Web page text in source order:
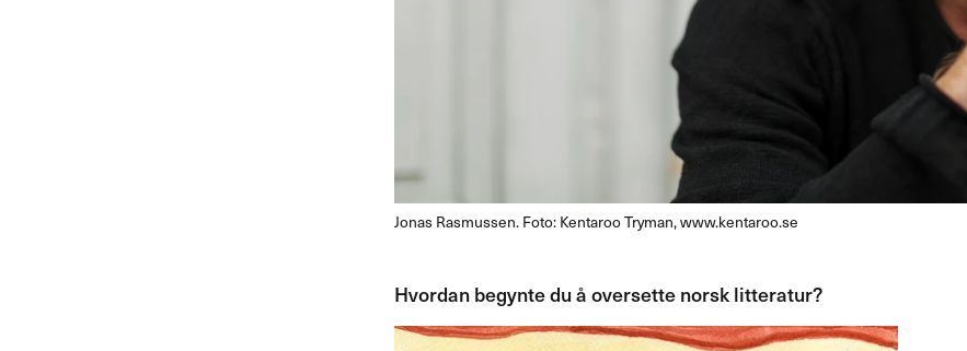
Jonas Rasmussen. Foto: Kentaroo Tryman, www.kentaroo.se
Hvordan begynte du ​å oversette norsk litteratur?​​